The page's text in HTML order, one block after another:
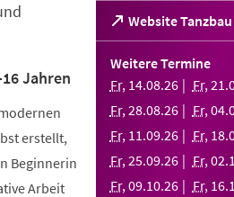
Website Tanzbau
(Öffnet
in
einem
Tab)
Weitere Termine
Fr, 14.08.26 Fr,21.
Fr,28.08.26 Fr,04.
Fr, 11.09.26 Fr, 18.
Fr,25.09.26 Fr,02.
Fr,09.10.26 Fr, 16.
Jahren
erstellt,
Beginnerin
Arbeit